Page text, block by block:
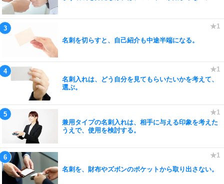
名刺を切らすと、自己紹介も中途半端になる。
名刺入れは、どう自分を見てもらいたいかを考えて、
選ぶ。
兼用タイプの名刺入れは、相手に与える印象を考えた
うえで、使用を検討する。
名刺を、財布やズボンのポケットから取り出さない。